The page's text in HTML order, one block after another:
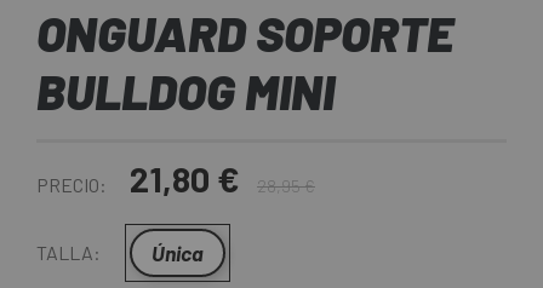
ONGUARD SOPORTE
BULLDOG MINI
PRECIO: 21,80 € 28,95 €
TALLA: Única